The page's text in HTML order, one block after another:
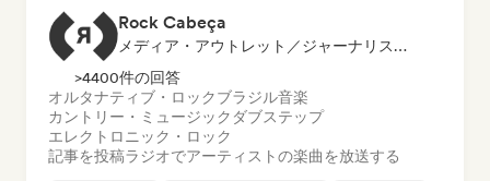
Rock Cabeça
メディア・アウトレット／ジャーナリスト, ラジオ局
>4400件の回答
オルタナティブ・ロックブラジル音楽
カントリー・ミュージック ダブステップ
エレクトロニック・ロック
記事を投稿ラジオでアーティストの楽曲を放送する